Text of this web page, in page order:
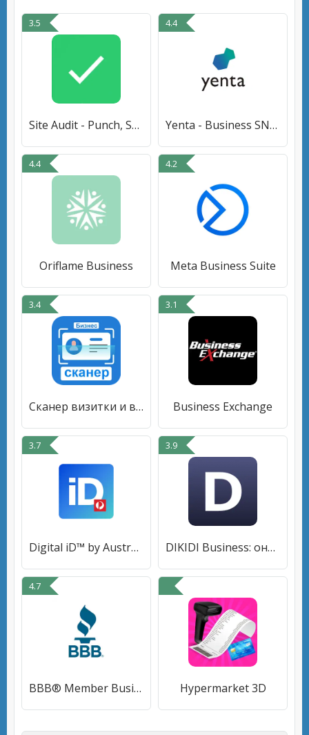
3.5
Site Audit - Punch, Snag Lists
4.4
Yenta - Business SNS for Real
4.4
Oriflame Business
4.2
Meta Business Suite
3.4
Cканер визитки и визитница
3.1
Business Exchange
3.7
Digital iD™ by Australia Post
3.9
DIKIDI Business: онлайн запись
4.7
BBB® Member Business Community Hypermarket 3D